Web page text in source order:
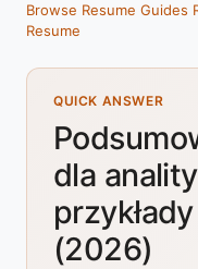
Browse Resume Guides
Resume
QUICK ANSWER
dla
(2026)